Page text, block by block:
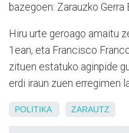
bazegoen: Zarauzko Gerra
Hiru urte geroago amaitu
1ean, eta Francisco
zituen estatuko aginpide
erdi iraun zuen erregimen
POLITIKA ZARAUTZ